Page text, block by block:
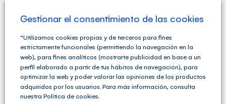
Gestionar el consentimiento de las cookies
“Utilizamos cookies propias y de terceros para fines
estrictamente funcionales (permitiendo la navegación en la
web), para fines analíticos (mostrarte publicidad en base a un
perfil elaborado a partir de tus hábitos de navegación), para
optimizar la web y poder valorar las opiniones de los productos
adquiridos por los usuarios. Para más información, consulta
nuestra Política de cookies.